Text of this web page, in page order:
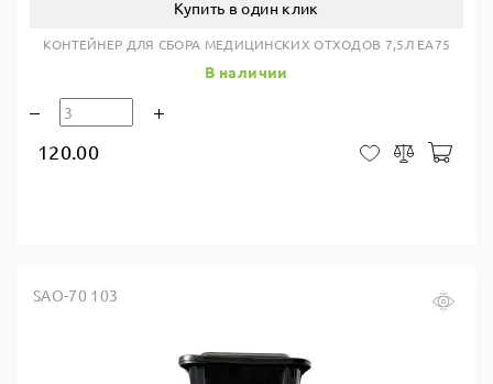
Купить в один клик
КОНТЕЙНЕР ДЛЯ СБОРА МЕДИЦИНСКИХ ОТХОДОВ 7,5Л EA75
В наличии
120.00 В закладки
Сравнить
SAO-70 103